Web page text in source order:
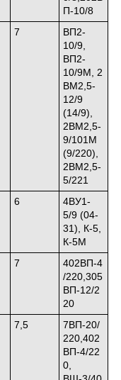
П-10/8
7
ВП2-
10/9,
ВП2-
10/9М, 2
ВМ2,5-
12/9
(14/9),
2ВМ2,5-
9/101М
(9/220),
2ВМ2,5-
5/221
6
4ВУ1-
5/9 (04-
31), К-5,
К-5М
7
402ВП-4
/220,305
ВП-12/2
20
7,5
7ВП-20/
220,402
ВП-4/22
0,